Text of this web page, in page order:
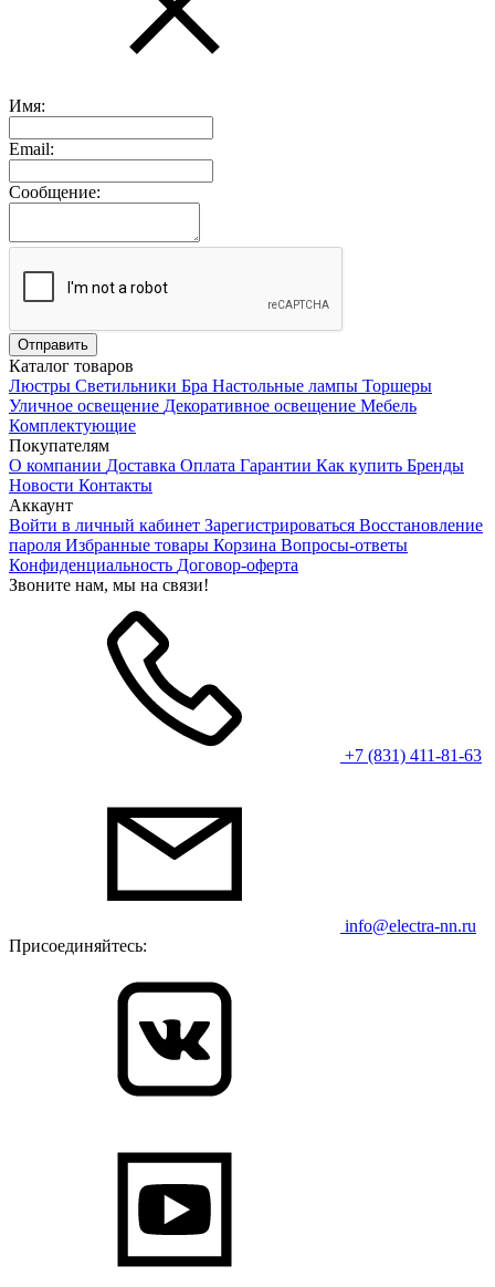
Имя:
Email:
Сообщение:
Каталог товаров
Люстры Светильники Бра Настольные лампы Торшеры
Уличное освещение Декоративное освещение Мебель
Комплектующие
Покупателям
О компании Доставка Оплата Гарантии Как купить Бренды
Новости Контакты
Аккаунт
Войти в личный кабинет Зарегистрироваться Восстановление
пароля Избранные товары Корзина Вопросы-ответы
Конфиденциальность Договор-оферта
Звоните нам, мы на связи!
+7 (831) 411-81-63
info@electra-nn.ru
Присоединяйтесь: